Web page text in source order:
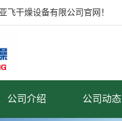
飞干燥设备有限公司官网！
公司介绍 公司动态